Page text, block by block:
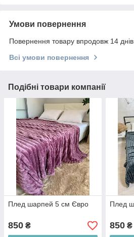
Умови повернення
Повернення товару впродовж 14
Всі умови повернення
Подібні товари компанії
Плед шарпей 5 см Євро
850 ₴
Плед
850₴